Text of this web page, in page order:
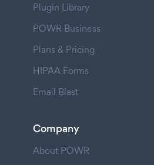
Plugin Library
POWR Business
Plans & Pricing
HIPAA Forms
Email Blast
Company
About POWR